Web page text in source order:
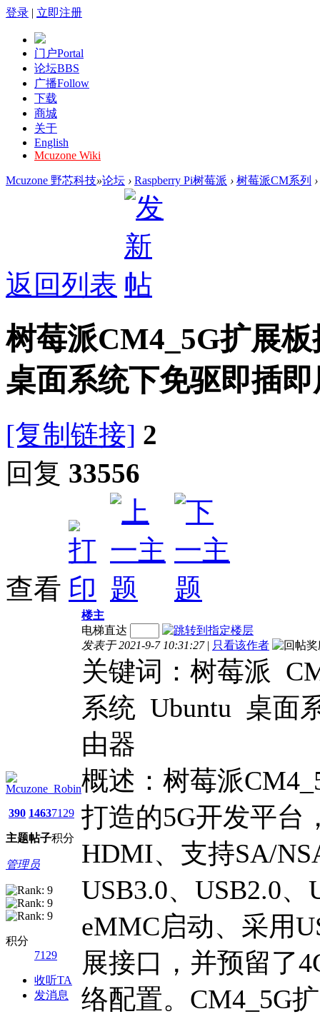
登录 | 立即注册
门户Portal
论坛BBS
广播Follow
下载
商城
关于
English
Mcuzone Wiki
Mcuzone 野芯科技»论坛 › Raspberry Pi树莓派 › 树莓派CM系列 ›
返回列表
树莓派CM4_5G扩展
桌面系统下免驱即插
[复制链接] 2
回复 33556
查看
Mcuzone_Robin
390
主题
1463
帖子
7129
积分
管理员
积分
7129
收听TA
发消息
楼主
电梯直达
发表于 2021-9-7 10:31:27 | 只看该作者
关键词：树莓派
系统 Ubuntu 桌面
由器
概述：树莓派
打造的5G开发平台
HDMI、支持SA/
USB3.0、USB2.0
eMMC启动、采用
展接口，并预留了
络配置。CM4_5G